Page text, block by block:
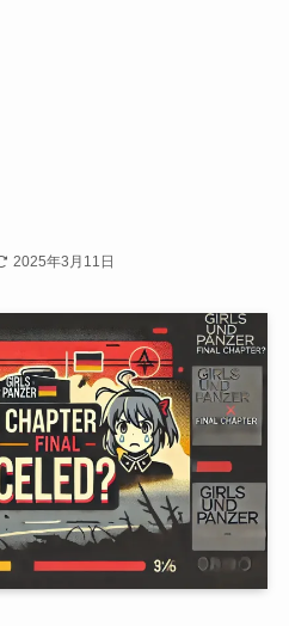
2025年3月11日